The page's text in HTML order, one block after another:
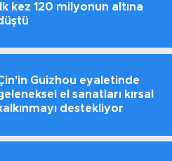
kez 120 milyonun altına
Guizhou eyaletinde
el sanatları kırsal
destekliyor